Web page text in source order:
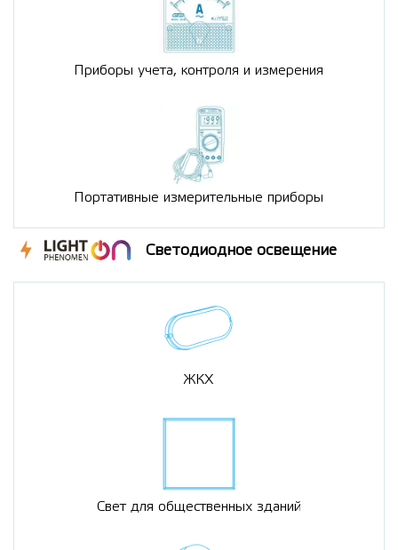
Приборы учета, контроля и измерения
Портативные измерительные приборы
Светодиодное освещение
ЖКХ
Свет для общественных зданий